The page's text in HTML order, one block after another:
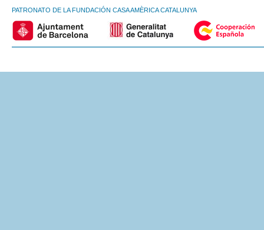
PATRONATO DE LA FUNDACIÓN CASA AMÈRICA CATALUNYA